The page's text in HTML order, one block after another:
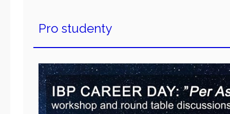
Pro studenty